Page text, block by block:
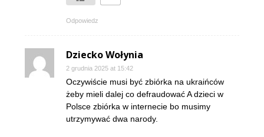
Odpowiedz
Dziecko Wołynia
2 grudnia 2025 at 15:42
Oczywiście musi być zbiórka na ukraińców
żeby mieli dalej co defraudować A dzieci w
Polsce zbiórka w internecie bo musimy
utrzymywać dwa narody.